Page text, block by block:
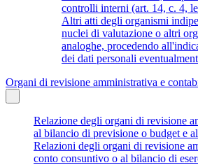
controlli interni (art. 14, c. 4,
Altri atti degli organismi
nuclei di valutazione o altri
analoghe, procedendo
dei dati personali
Organi di revisione amministrativa e
Relazione degli organi di revisione
al bilancio di previsione o budget e
Relazioni degli organi di revisione
conto consuntivo o al bilancio di